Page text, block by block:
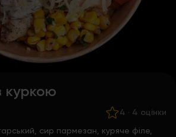
куркою
4 · 4 оцінки
сир пармезан, куряче філе,